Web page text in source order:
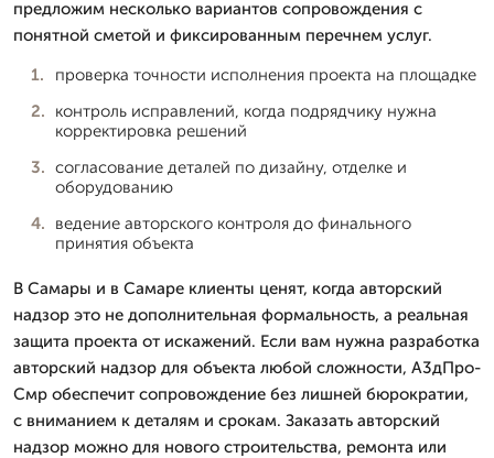
предложим несколько вариантов сопровождения с
понятной сметой и фиксированным перечнем услуг.
проверка точности исполнения проекта на площадке
контроль исправлений, когда подрядчику нужна
корректировка решений
согласование деталей по дизайну, отделке и
оборудованию
ведение авторского контроля до финального
принятия объекта
В Самары и в Самаре клиенты ценят, когда авторский
надзор это не дополнительная формальность, а реальная
защита проекта от искажений. Если вам нужна разработка
авторский надзор для объекта любой сложности, А3дПро-
Смр обеспечит сопровождение без лишней бюрократии,
с вниманием к деталям и срокам. Заказать авторский
надзор можно для нового строительства, ремонта или